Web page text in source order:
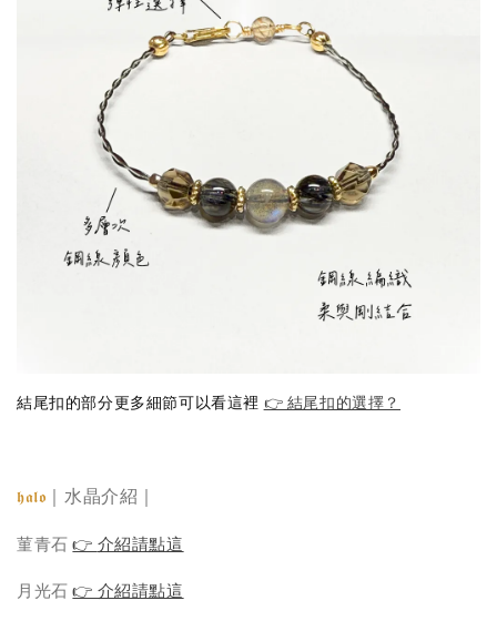
結尾扣的部分更多細節可以看這裡 👉 結尾扣的選擇？
𝖍𝖆𝖑𝖔 ｜水晶介紹｜
菫青石👉 介紹請點這
月光石👉 介紹請點這